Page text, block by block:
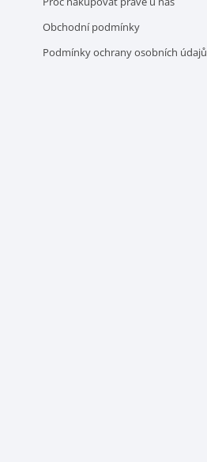
Obchodní podmínky
Podmínky ochrany osobních údajů